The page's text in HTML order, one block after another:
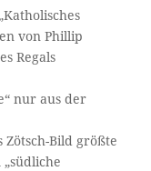
von Phillip
Regals
nur aus der
Zötsch-Bild größte